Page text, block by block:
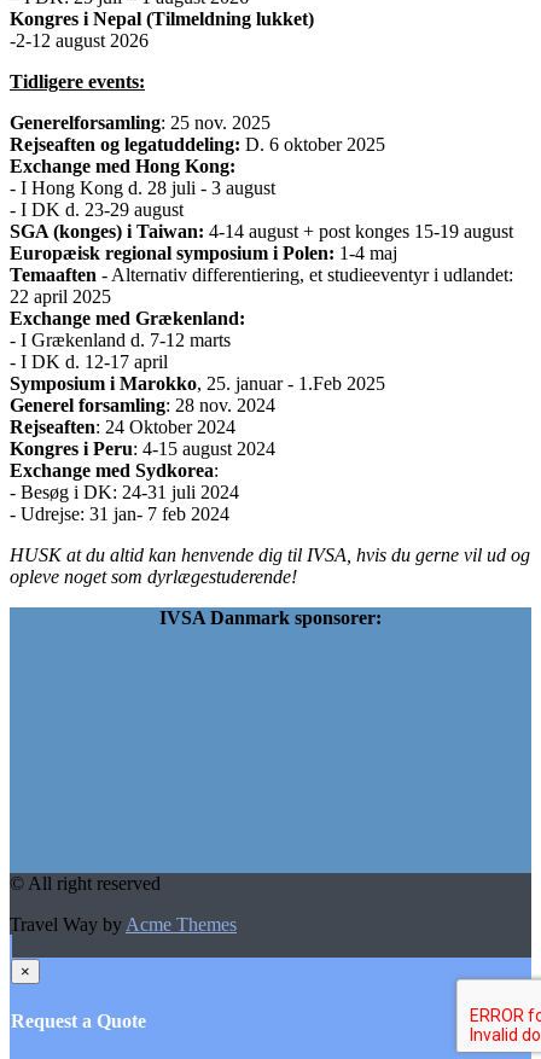
Kongres i Nepal (Tilmeldning lukket)
-2-12 august 2026
Tidligere events:
Generelforsamling: 25 nov. 2025
Rejseaften og legatuddeling: D. 6 oktober 2025
Exchange med Hong Kong:
- I Hong Kong d. 28 juli - 3 august
- I DK d. 23-29 august
SGA (konges) i Taiwan: 4-14 august + post konges 15-19 august
Europæisk regional symposium i Polen: 1-4 maj
Temaaften - Alternativ differentiering, et studieeventyr i udlandet:
22 april 2025
Exchange med Grækenland:
- I Grækenland d. 7-12 marts
- I DK d. 12-17 april
Symposium i Marokko, 25. januar - 1.Feb 2025
Generel forsamling: 28 nov. 2024
Rejseaften: 24 Oktober 2024
Kongres i Peru: 4-15 august 2024
Exchange med Sydkorea:
- Besøg i DK: 24-31 juli 2024
- Udrejse: 31 jan- 7 feb 2024
HUSK at du altid kan henvende dig til IVSA, hvis du gerne vil ud og
opleve noget som dyrlægestuderende!
IVSA Danmark sponsorer:
© All right reserved
Travel Way by Acme Themes
×
Request a Quote